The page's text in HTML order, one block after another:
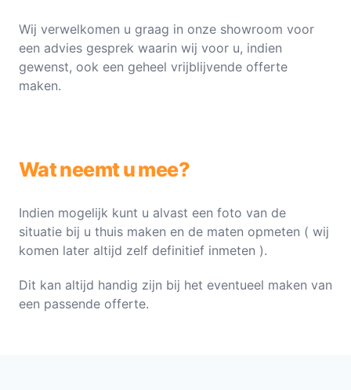
Wij verwelkomen u graag in onze showroom voor
een advies gesprek waarin wij voor u, indien
gewenst, ook een geheel vrijblijvende offerte
maken.
Wat neemt u mee?
Indien mogelijk kunt u alvast een foto van de
situatie bij u thuis maken en de maten opmeten ( wij
komen later altijd zelf definitief inmeten ).
Dit kan altijd handig zijn bij het eventueel maken van
een passende offerte.